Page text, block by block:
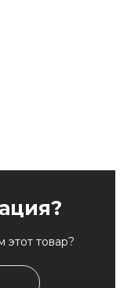
этот товар?